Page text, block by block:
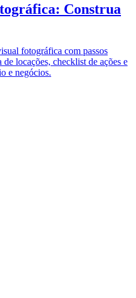
Construa
fotográfica com passos
locações, checklist de ações e
e negócios.